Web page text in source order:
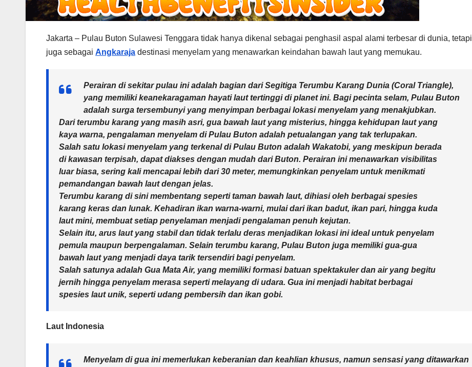
Jakarta – Pulau Buton Sulawesi Tenggara tidak hanya dikenal sebagai penghasil aspal alami terbesar di dunia, tetapi
juga sebagai Angkaraja destinasi menyelam yang menawarkan keindahan bawah laut yang memukau.
Perairan di sekitar pulau ini adalah bagian dari Segitiga Terumbu Karang Dunia (Coral Triangle),
yang memiliki keanekaragaman hayati laut tertinggi di planet ini. Bagi pecinta selam, Pulau Buton
adalah surga tersembunyi yang menyimpan berbagai lokasi menyelam yang menakjubkan.
Dari terumbu karang yang masih asri, gua bawah laut yang misterius, hingga kehidupan laut yang
kaya warna, pengalaman menyelam di Pulau Buton adalah petualangan yang tak terlupakan.
Salah satu lokasi menyelam yang terkenal di Pulau Buton adalah Wakatobi, yang meskipun berada
di kawasan terpisah, dapat diakses dengan mudah dari Buton. Perairan ini menawarkan visibilitas
luar biasa, sering kali mencapai lebih dari 30 meter, memungkinkan penyelam untuk menikmati
pemandangan bawah laut dengan jelas.
Terumbu karang di sini membentang seperti taman bawah laut, dihiasi oleh berbagai spesies
karang keras dan lunak. Kehadiran ikan warna-warni, mulai dari ikan badut, ikan pari, hingga kuda
laut mini, membuat setiap penyelaman menjadi pengalaman penuh kejutan.
Selain itu, arus laut yang stabil dan tidak terlalu deras menjadikan lokasi ini ideal untuk penyelam
pemula maupun berpengalaman. Selain terumbu karang, Pulau Buton juga memiliki gua-gua
bawah laut yang menjadi daya tarik tersendiri bagi penyelam.
Salah satunya adalah Gua Mata Air, yang memiliki formasi batuan spektakuler dan air yang begitu
jernih hingga penyelam merasa seperti melayang di udara. Gua ini menjadi habitat berbagai
spesies laut unik, seperti udang pembersih dan ikan gobi.
Laut Indonesia
Menyelam di gua ini memerlukan keberanian dan keahlian khusus, namun sensasi yang ditawarkan